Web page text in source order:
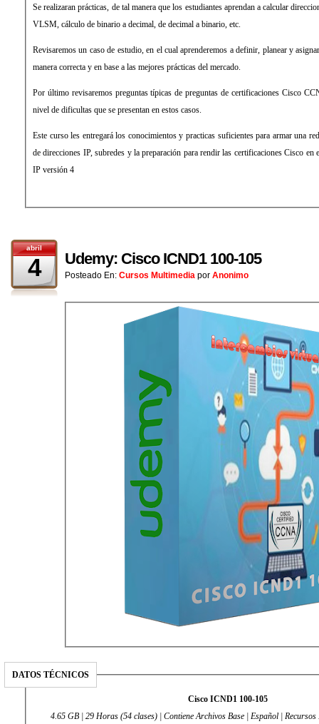
Se realizaran prácticas, de tal manera que los estudiantes aprendan a calcular
VLSM, cálculo de binario a decimal, de decimal a binario, etc.
Revisaremos un caso de estudio, en el cual aprenderemos a definir, planear y
manera correcta y en base a las mejores prácticas del mercado.
Por último revisaremos preguntas típicas de preguntas de certificaciones Cisco
nivel de dificultas que se presentan en estos casos.
Este curso les entregará los conocimientos y practicas suficientes para armar una
de direcciones IP, subredes y la preparación para rendir las certificaciones Cisco en
IP versión 4
abril
4 Udemy: Cisco ICND1 100-105
Posteado En: Cursos Multimedia por Anonimo
DATOS TÉCNICOS
Cisco ICND1 100-105
4.65 GB | 29 Horas (54 clases) | Contiene Archivos Base | Español | Recursos Networking | Informática/